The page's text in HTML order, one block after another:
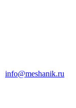
info@meshanik.ru